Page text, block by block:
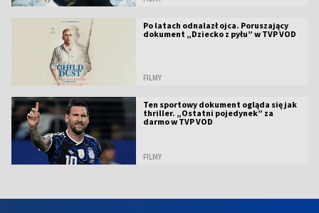
Po latach odnalazł ojca. Poruszający
dokument „Dziecko z pyłu” w TVP VOD
FILMY
Ten sportowy dokument ogląda się jak
thriller. „Ostatni pojedynek” za
darmo w TVP VOD
FILMY